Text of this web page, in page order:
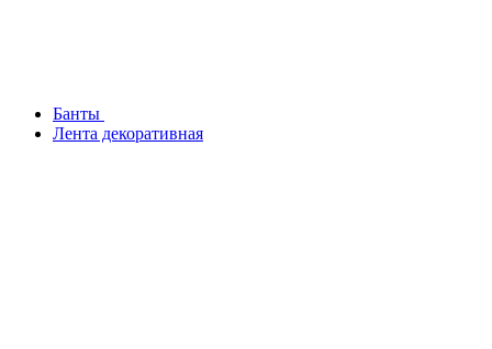
Банты
Лента декоративная